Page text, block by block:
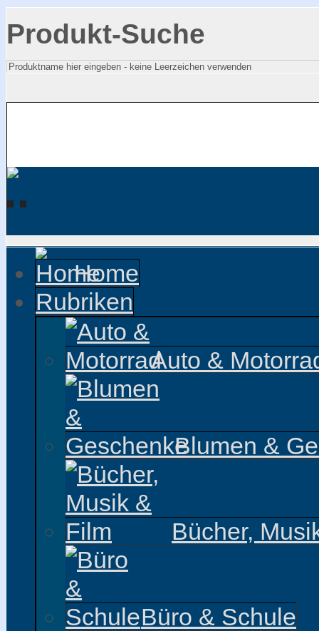
Produkt-Suche
Home
Rubriken
Auto &
Blumen &
Bücher,
Büro & Schule